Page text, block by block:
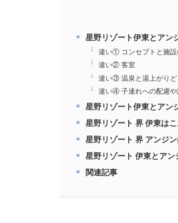
星野リゾート伊東とアン
違い① コンセプトと施
違い② 客室
違い③ 温泉と湯上がりど
違い④ 子連れへの配慮
星野リゾート伊東とアン
星野リゾート 界 伊東は
星野リゾート 界 アンジ
星野リゾート 伊東とア
関連記事